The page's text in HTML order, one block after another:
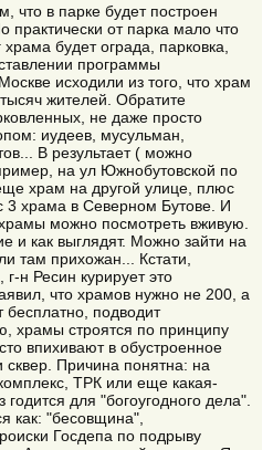
что в парке будет построен
от парка мало что
будет ограда, парковка,
программы
исходили из того, что храм
жителей. Обратите
не даже просто
иудеев, мусульман,
В результает ( можно
на ул Южнобутовской по
храм на другой улице, плюс
3 храма в Северном Бутове. И
можно посмотреть вживую.
и как выглядят. Можно зайти на
там прихожан... Кстати,
н Ресин курирует это
что храмов нужно не 200, а
подводит
храмы строятся по принципу
впихивают в обустроенное
сквер. Причина понятна: на
ТРК или еще какая-
для "богоугодного дела".
как: "бесовщина",
Госдепа по подрыву